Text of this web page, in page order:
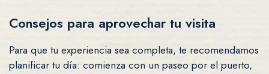
Consejos para aprovechar tu visita
Para que tu experiencia sea completa, te recomendamos
planificar tu día: comienza con un paseo por el puerto,